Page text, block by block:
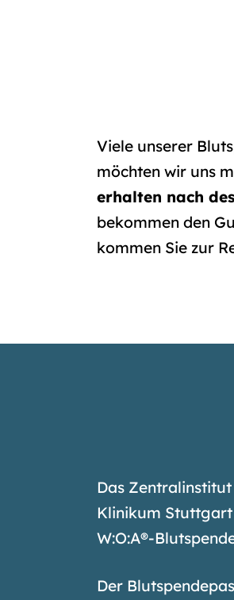
Viele unserer
möchten wir uns
erhalten nach
bekommen den
kommen Sie zur
Das
Klinikum Stuttgart
W:O:A®-
Der